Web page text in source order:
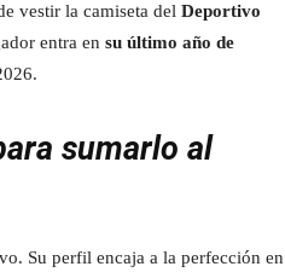
vestir la camiseta del Deportivo
entra en su último año de
sumarlo al
Su perfil encaja a la perfección en